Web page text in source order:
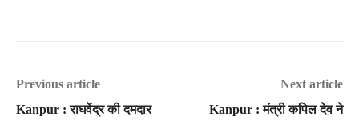
Previous article
Kanpur : राघवेंद्र की दमदार
Next article
Kanpur : मंत्री कपिल देव ने